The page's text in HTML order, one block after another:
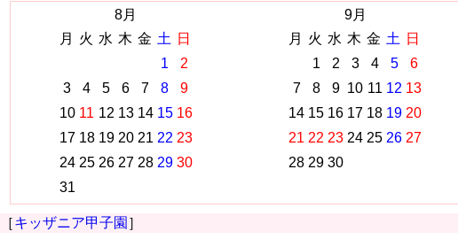
8月
月
火 水 木 金 土
日
1
2
3
4 5 6 7 8
9
10 11 12 13 14 15 16
17 18 19 20 21 22 23
24 25 26 27 28 29 30
31
9月
月
火 水 木 金 土
日
1
2 3 4 5
6
7
8 9 10 11 12 13
14 15 16 17 18 19 20
21 22 23 24 25 26 27
28 29 30
［キッザニア甲子園 ］